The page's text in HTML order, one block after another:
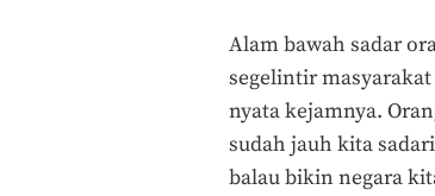
Alam bawah sadar
segelintir
nyata kejamnya.
sudah jauh kita
balau bikin negara